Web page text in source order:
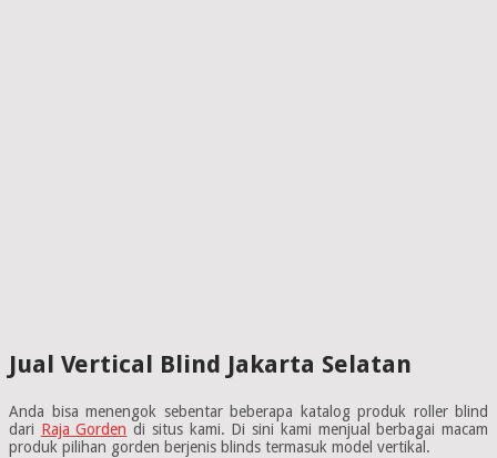
Jual Vertical Blind Jakarta Selatan
Anda bisa menengok sebentar beberapa katalog produk roller blind
dari Raja Gorden di situs kami. Di sini kami menjual berbagai macam
produk pilihan gorden berjenis blinds termasuk model vertikal.